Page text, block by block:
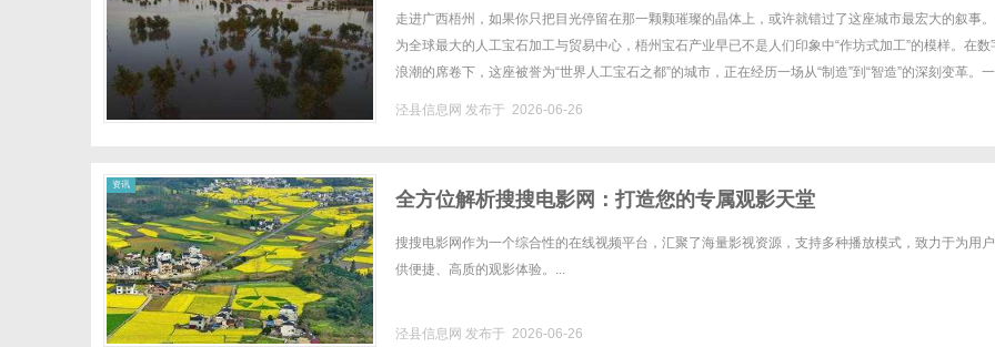
走进广西梧州，如果你只把目光停留在那一颗颗璀璨的晶体上，或许就错过了这座城市最宏大的叙事
为全球最大的人工宝石加工与贸易中心，梧州宝石产业早已不是人们印象中“作坊式加工”的模样。在数
浪潮的席卷下，这座被誉为“世界人工宝石之都”的城市，正在经历一场从“制造”到“智造”的深刻变革。一
泾县信息网 发布于 2026-06-26
资讯
全方位解析搜搜电影网：打造您的专属观影天堂
搜搜电影网作为一个综合性的在线视频平台，汇聚了海量影视资源，支持多种播放模式，致力于为用
供便捷、高质的观影体验。...
泾县信息网 发布于 2026-06-26